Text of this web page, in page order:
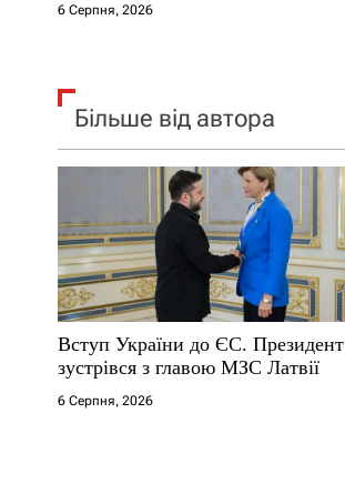
в
6 Серпня, 2026
Більше від автора
Вступ України до ЄС. Президент
зустрівся з главою МЗС Латвії
6 Серпня, 2026